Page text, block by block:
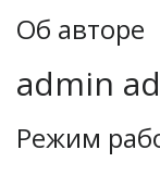
Об авторе
admin
Режим